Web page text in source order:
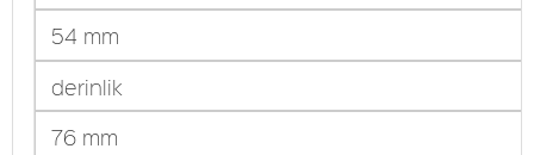
54 mm
derinlik
76 mm